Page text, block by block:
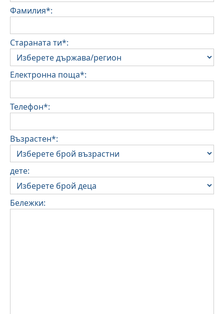
Фамилия*:
Стараната ти*:
Електронна поща*:
Телефон*:
Възрастен*:
дете:
Бележки: